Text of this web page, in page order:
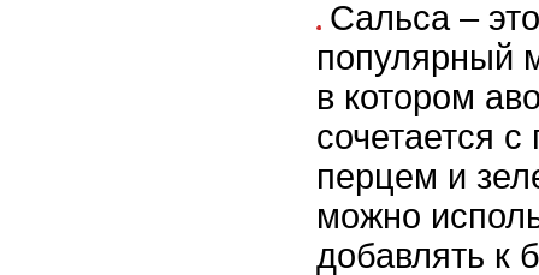
Сальса –
популярный
в котором
сочетается
перцем и
можно
добавлять к